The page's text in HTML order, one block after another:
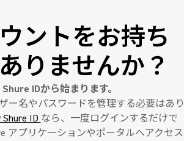
ントをお持ち
りませんか？
IDから始まります。
ー名やパスワードを管理する必要はあり
Shure ID なら、一度ログインするだけで
アプリケーションやポータルへアクセス